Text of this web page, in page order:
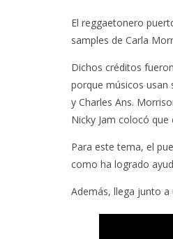
El reggaetonero
samples de Carla
Dichos créditos
porque músicos usan
y Charles Ans.
Nicky Jam colocó
Para este tema, el
como ha logrado
Además, llega junto a